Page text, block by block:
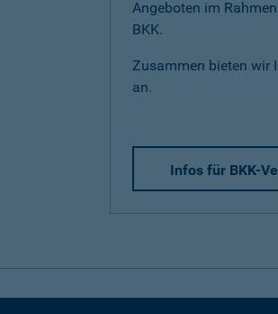
Angeboten im
BKK.
Zusammen bieten wir
an.
Infos für BKK-